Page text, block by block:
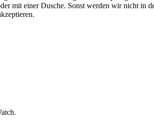
mit einer Dusche. Sonst werden wir nicht in